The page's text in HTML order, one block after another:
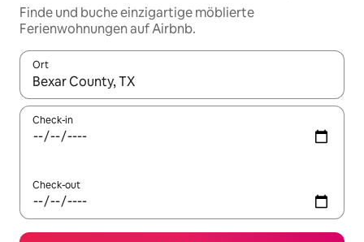
Finde und buche einzigartige möblierte
Ferienwohnungen auf Airbnb.
Ort
Wenn Ergebnisse verfügbar sind, navigiere mit den
Check-in
Check-out